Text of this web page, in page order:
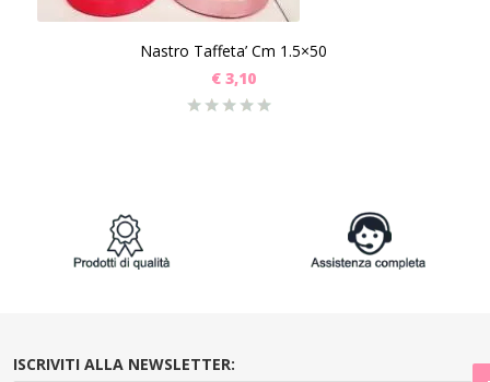
Nastro Taffeta’ Cm 1.5×50
€ 3,10
ISCRIVITI ALLA NEWSLETTER: